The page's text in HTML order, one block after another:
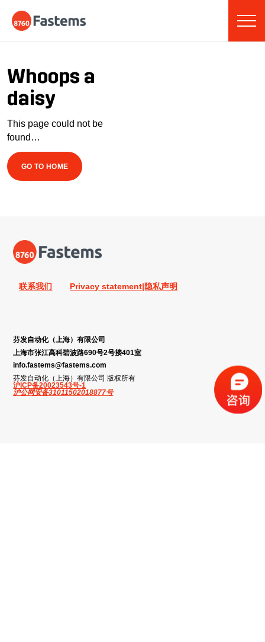
content
Whoops a
daisy
This page could not be
found…
GO TO HOME
联系我们 Privacy statement|隐私声明
芬发自动化（上海）有限公司
上海市张江高科碧波路690号2号搂401室
info.fastems@fastems.com
芬发自动化（上海）有限公司 版权所有
沪ICP备20023543号-1
沪公网安备31011502018877号